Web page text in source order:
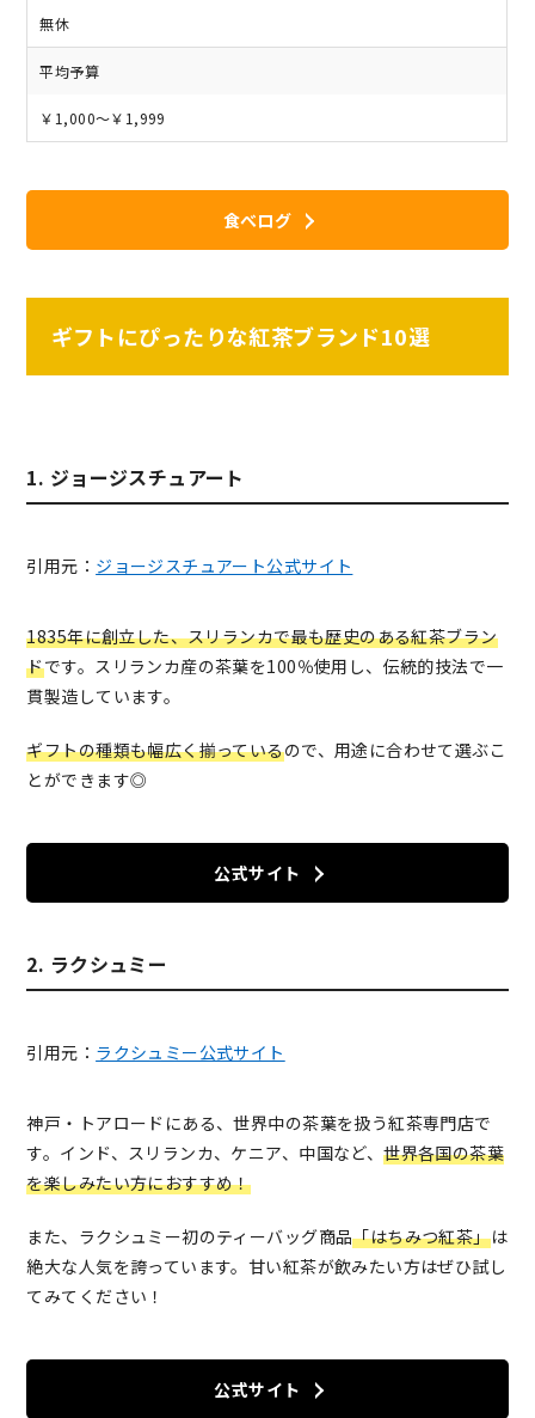
無休
平均予算
￥1,000～￥1,999
食べログ
ギフトにぴったりな紅茶ブランド10選
1. ジョージスチュアート
引用元： ジョージスチュアート公式サイト
1835年に創立した、スリランカで最も歴史のある紅茶ブラン
ドです。スリランカ産の茶葉を100％使用し、伝統的技法で一
貫製造しています。
ギフトの種類も幅広く揃っているので、用途に合わせて選ぶこ
とができます◎
公式サイト
2. ラクシュミー
引用元： ラクシュミー公式サイト
神戸・トアロードにある、世界中の茶葉を扱う紅茶専門店で
す。インド、スリランカ、ケニア、中国など、世界各国の茶葉
を楽しみたい方におすすめ！
また、ラクシュミー初のティーバッグ商品「はちみつ紅茶」は
絶大な人気を誇っています。甘い紅茶が飲みたい方はぜひ試し
てみてください！
公式サイト